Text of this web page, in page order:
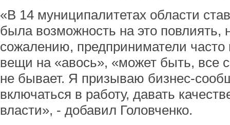
«В 14 муниципалитетах области
была возможность на это
сожалению, предприниматели часто
вещи на «авось», «может быть, все
не бывает. Я призываю бизнес-
включаться в работу, давать
власти», - добавил Головченко.